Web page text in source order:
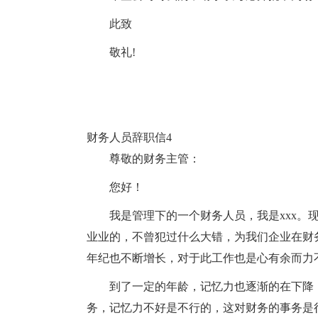
此致
敬礼!
财务人员辞职信4
尊敬的财务主管：
您好！
我是管理下的一个财务人员，我是xxx。
业业的，不曾犯过什么大错，为我们企业在
年纪也不断增长，对于此工作也是心有余而
到了一定的年龄，记忆力也逐渐的在下
务，记忆力不好是不行的，这对财务的事务